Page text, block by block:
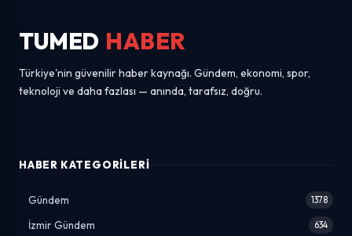
TUMED HABER
Türkiye'nin güvenilir haber kaynağı. Gündem, ekonomi, spor,
teknoloji ve daha fazlası — anında, tarafsız, doğru.
HABER KATEGORILERI
Gündem 1378
İzmir Gündem 634